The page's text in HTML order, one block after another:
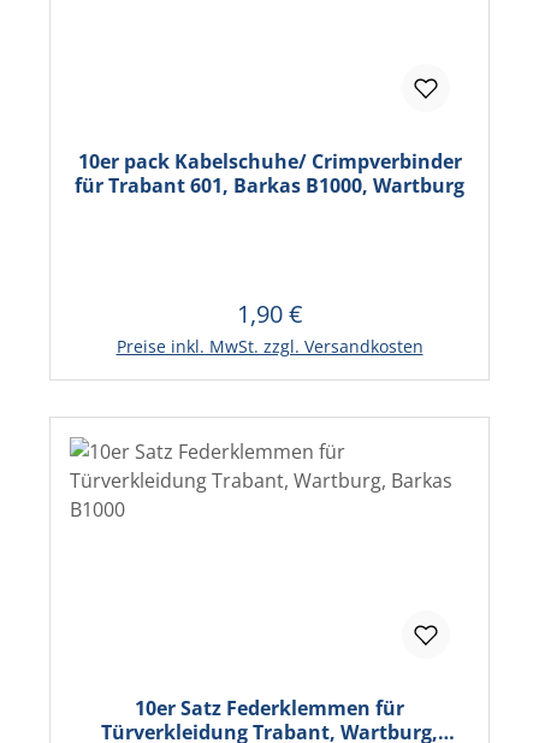
10er pack Kabelschuhe/ Crimpverbinder
für Trabant 601, Barkas B1000, Wartburg
Regulärer Preis:
1,90 €
Preise inkl. MwSt. zzgl. Versandkosten
In den Warenkorb
10er Satz Federklemmen für
Türverkleidung Trabant, Wartburg,